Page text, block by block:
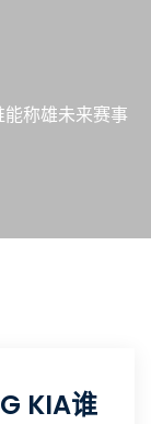
能称雄未来赛事
KIA谁